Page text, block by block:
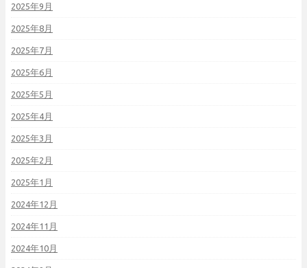
2025年9月
2025年8月
2025年7月
2025年6月
2025年5月
2025年4月
2025年3月
2025年2月
2025年1月
2024年12月
2024年11月
2024年10月